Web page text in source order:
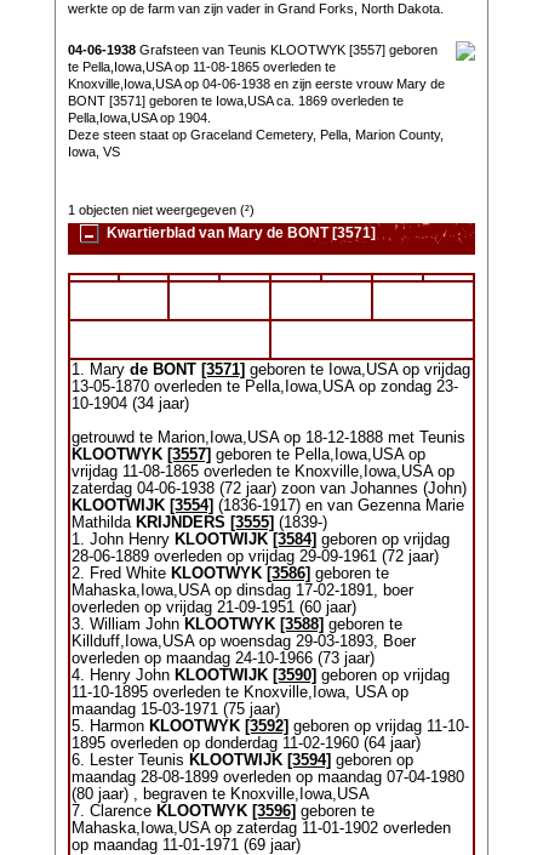
werkte op de farm van zijn vader in Grand Forks, North Dakota.
04-06-1938 Grafsteen van Teunis KLOOTWYK [3557] geboren
te Pella,Iowa,USA op 11-08-1865 overleden te
Knoxville,Iowa,USA op 04-06-1938 en zijn eerste vrouw Mary de
BONT [3571] geboren te Iowa,USA ca. 1869 overleden te
Pella,Iowa,USA op 1904.
Deze steen staat op Graceland Cemetery, Pella, Marion County,
Iowa, VS
1 objecten niet weergegeven (²)
Kwartierblad van Mary de BONT [3571]
1. Mary de BONT [3571] geboren te Iowa,USA op vrijdag
13-05-1870 overleden te Pella,Iowa,USA op zondag 23-
10-1904 (34 jaar)
getrouwd te Marion,Iowa,USA op 18-12-1888 met Teunis
KLOOTWYK [3557] geboren te Pella,Iowa,USA op
vrijdag 11-08-1865 overleden te Knoxville,Iowa,USA op
zaterdag 04-06-1938 (72 jaar) zoon van Johannes (John)
KLOOTWIJK [3554] (1836-1917) en van Gezenna Marie
Mathilda KRIJNDERS [3555] (1839-)
1. John Henry KLOOTWIJK [3584] geboren op vrijdag
28-06-1889 overleden op vrijdag 29-09-1961 (72 jaar)
2. Fred White KLOOTWYK [3586] geboren te
Mahaska,Iowa,USA op dinsdag 17-02-1891, boer
overleden op vrijdag 21-09-1951 (60 jaar)
3. William John KLOOTWYK [3588] geboren te
Killduff,Iowa,USA op woensdag 29-03-1893, Boer
overleden op maandag 24-10-1966 (73 jaar)
4. Henry John KLOOTWIJK [3590] geboren op vrijdag
11-10-1895 overleden te Knoxville,Iowa, USA op
maandag 15-03-1971 (75 jaar)
5. Harmon KLOOTWYK [3592] geboren op vrijdag 11-10-
1895 overleden op donderdag 11-02-1960 (64 jaar)
6. Lester Teunis KLOOTWIJK [3594] geboren op
maandag 28-08-1899 overleden op maandag 07-04-1980
(80 jaar) , begraven te Knoxville,Iowa,USA
7. Clarence KLOOTWYK [3596] geboren te
Mahaska,Iowa,USA op zaterdag 11-01-1902 overleden
op maandag 11-01-1971 (69 jaar)